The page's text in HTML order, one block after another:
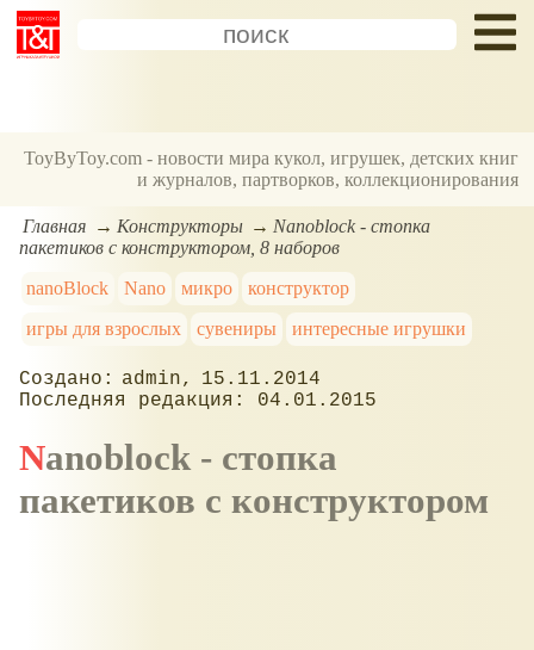
ToyByToy.com - новости мира кукол, игрушек, детских книг
и журналов, партворков, коллекционирования
Главная Конструкторы
Nanoblock - стопка
пакетиков с конструктором, 8 наборов
nanoBlock
Nano микро
конструктор
игры для взрослых
сувениры интересные игрушки
admin
15.11.2014
04.01.2015
Nanoblock - стопка
пакетиков с конструктором